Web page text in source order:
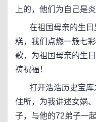
上的，他们为自己是
在祖国母亲的生日
糕，我们点燃一簇七
歌，为祖国母亲的生
祷祝福！
打开浩浩历史宝库
住所，为我讲述女娲
子，与他的72弟子一